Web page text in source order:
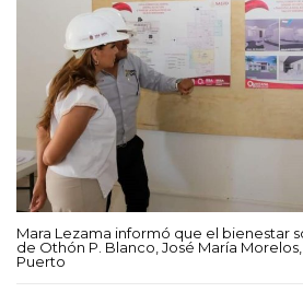
Mara Lezama informó que el bienestar
de Othón P. Blanco, José María
Puerto